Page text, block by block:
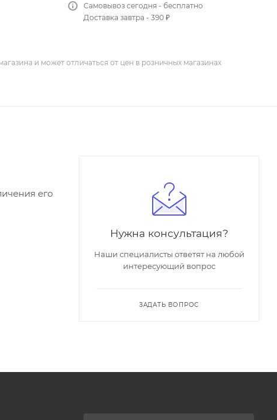
Самовывоз сегодня - бесплатно
Доставка завтра - 390 ₽
и может отличаться от цен в розничных магазинах
его
Нужна консультация?
Наши специалисты ответят на любой
интересующий вопрос
ЗАДАТЬ ВОПРОС